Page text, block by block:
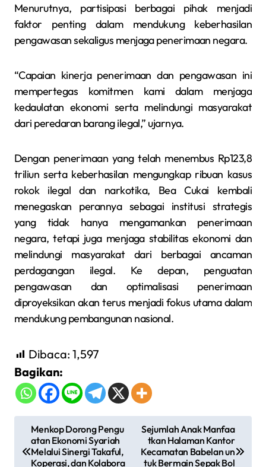
Menurutnya, partisipasi berbagai pihak menjadi
faktor penting dalam mendukung keberhasilan
pengawasan sekaligus menjaga penerimaan negara.
“Capaian kinerja penerimaan dan pengawasan ini
mempertegas komitmen kami dalam menjaga
kedaulatan ekonomi serta melindungi masyarakat
dari peredaran barang ilegal,” ujarnya.
Dengan penerimaan yang telah menembus Rp123,8
triliun serta keberhasilan mengungkap ribuan kasus
rokok ilegal dan narkotika, Bea Cukai kembali
menegaskan perannya sebagai institusi strategis
yang tidak hanya mengamankan penerimaan
negara, tetapi juga menjaga stabilitas ekonomi dan
melindungi masyarakat dari berbagai ancaman
perdagangan ilegal. Ke depan, penguatan
pengawasan dan optimalisasi penerimaan
diproyeksikan akan terus menjadi fokus utama dalam
mendukung pembangunan nasional.
Dibaca: 1,597
Bagikan:
Menkop Dorong Pengu
atan Ekonomi Syariah
Melalui Sinergi Takaful,
Koperasi, dan Kolabora
Sejumlah Anak Manfaa
tkan Halaman Kantor
Kecamatan Babelan un
tuk Bermain Sepak Bol